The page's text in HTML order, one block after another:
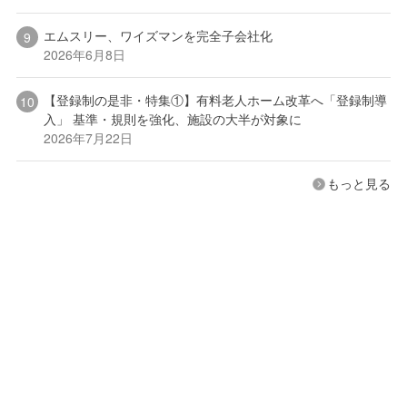
エムスリー、ワイズマンを完全子会社化
2026年6月8日
【登録制の是非・特集①】有料老人ホーム改革へ「登録制導
入」 基準・規則を強化、施設の大半が対象に
2026年7月22日
もっと見る